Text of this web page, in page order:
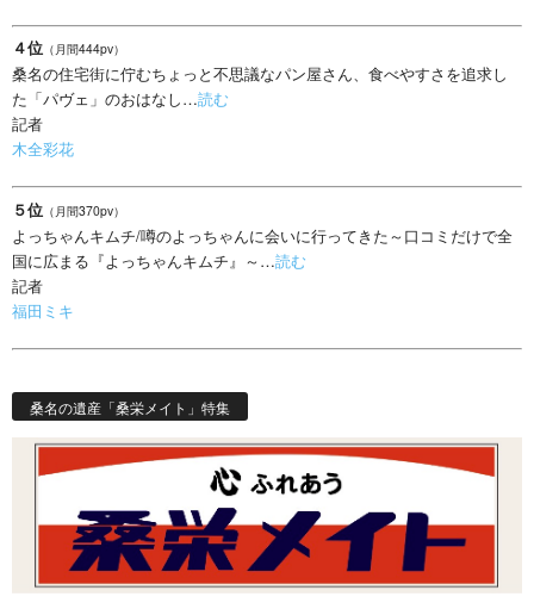
４位 （月間444pv）
桑名の住宅街に佇むちょっと不思議なパン屋さん、食べやすさを追求し
た「パヴェ」のおはなし…読む
記者
木全彩花
５位 （月間370pv）
よっちゃんキムチ/噂のよっちゃんに会いに行ってきた～口コミだけで全
国に広まる『よっちゃんキムチ』～…読む
記者
福田ミキ
桑名の遺産「桑栄メイト」特集